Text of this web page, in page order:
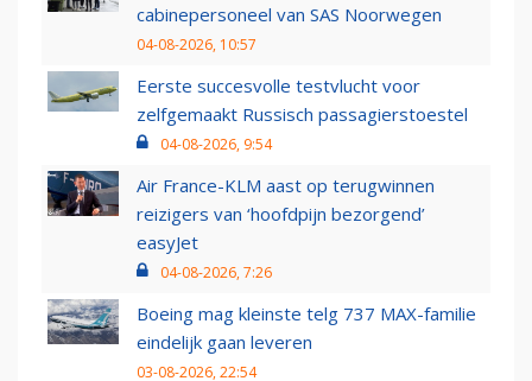
cabinepersoneel van SAS Noorwegen
04-08-2026, 10:57
Eerste succesvolle testvlucht voor
zelfgemaakt Russisch passagierstoestel
04-08-2026, 9:54
Air France-KLM aast op terugwinnen
reizigers van ‘hoofdpijn bezorgend’
easyJet
04-08-2026, 7:26
Boeing mag kleinste telg 737 MAX-familie
eindelijk gaan leveren
03-08-2026, 22:54